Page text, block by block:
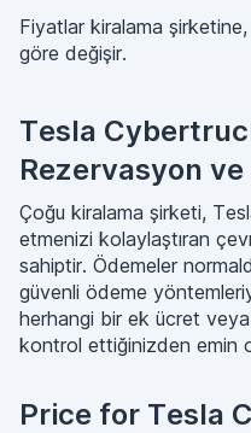
Fiyatlar kiralama
göre değişir.
Tesla
Rezervasyon ve
Çoğu kiralama şirketi,
etmenizi kolaylaştıran
sahiptir. Ödemeler
güvenli ödeme
herhangi bir ek ücret veya
kontrol ettiğinizden emin
Price for Tesla